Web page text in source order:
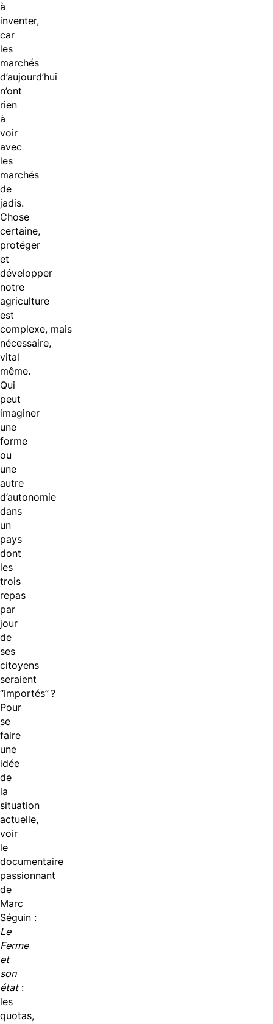
à
inventer,
car
les
marchés
d’aujourd’hui
n’ont
rien
à
voir
avec
les
marchés
de
jadis.
Chose
certaine,
protéger
et
développer
notre
agriculture
est
complexe, mais
nécessaire,
vital
même.
Qui
peut
imaginer
une
forme
ou
une
autre
d’autonomie
dans
un
pays
dont
les
trois
repas
par
jour
de
ses
citoyens
seraient
“importés” ?
Pour
se
faire
une
idée
de
la
situation
actuelle,
voir
le
documentaire
passionnant
de
Marc
Séguin :
Le
Ferme
et
son
état:
les
quotas,